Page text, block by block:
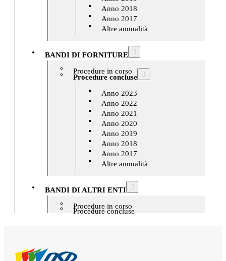
Anno 2018
Anno 2017
Altre annualità
BANDI DI FORNITURE
Procedure in corso
Procedure concluse
Anno 2023
Anno 2022
Anno 2021
Anno 2020
Anno 2019
Anno 2018
Anno 2017
Altre annualità
BANDI DI ALTRI ENTI
Procedure in corso
Procedure concluse